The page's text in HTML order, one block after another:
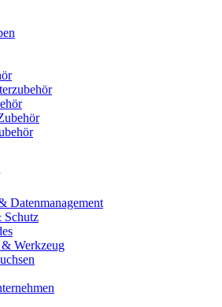
Datenmanagement
Schutz
Werkzeug